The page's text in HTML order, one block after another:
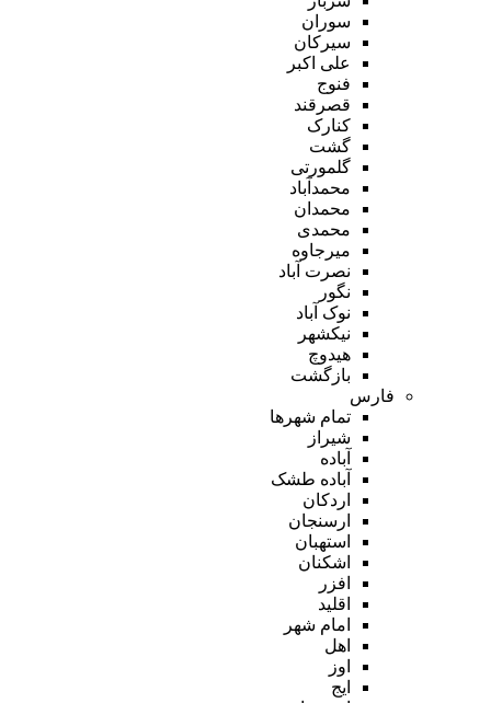
سوران
سیرکان
علی اکبر
فنوج
قصرقند
کنارک
گشت
گلمورتی
محمدآباد
محمدان
محمدی
میرجاوه
نصرت آباد
نگور
نوک آباد
نیکشهر
هیدوچ
بازگشت
فارس
تمام شهر‌ها
شیراز
آباده
آباده طشک
اردکان
ارسنجان
استهبان
اشکنان
افزر
اقلید
امام شهر
اهل
اوز
ایج